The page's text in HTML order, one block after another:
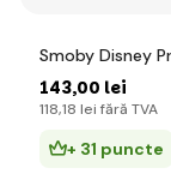
Smoby Disney
143,00 lei
118,18 lei fără TVA
+ 31 puncte